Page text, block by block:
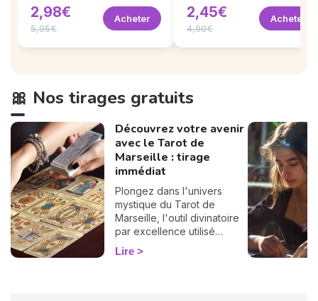
2,98€
5,95€
Acheter 2,45€
4,90€
Acheter
🎀 Nos tirages gratuits
Découvrez votre avenir
avec le Tarot de
Marseille : tirage
immédiat
Plongez dans l'univers
mystique du Tarot de
Marseille, l'outil divinatoire
par excellence utilisé
depuis des siècles pour
éclairer l'avenir. Profitez
Lire